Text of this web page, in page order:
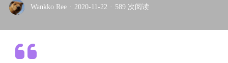
Wankko Ree · 2020-11-22 · 589 次阅读